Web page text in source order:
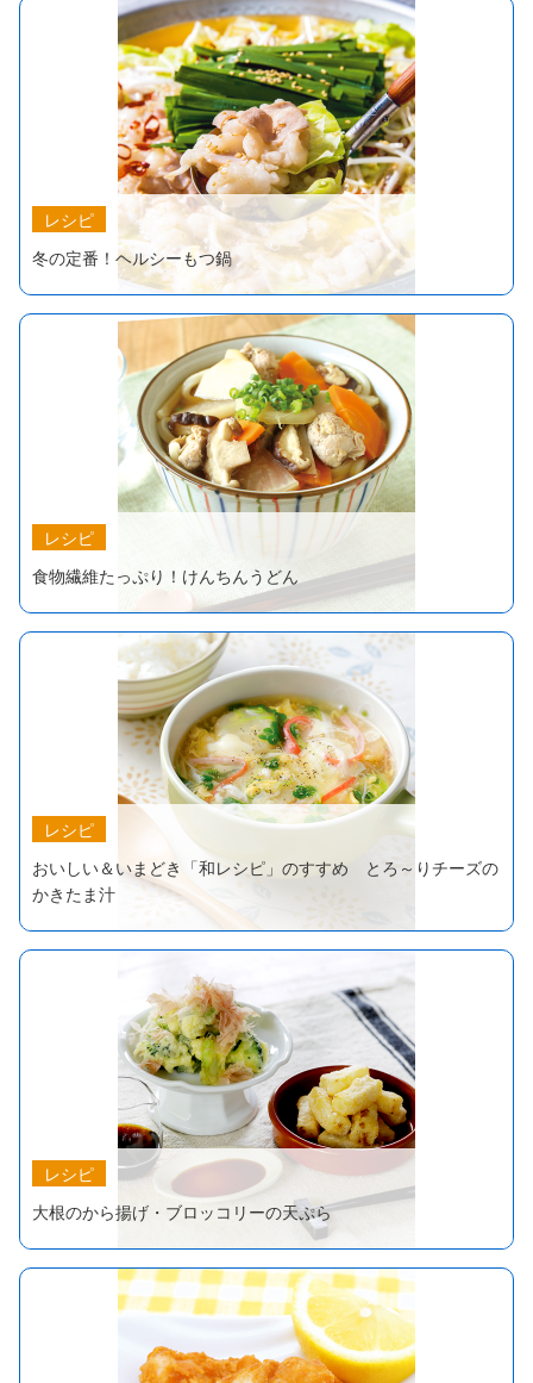
レシピ
冬の定番！ヘルシーもつ鍋
レシピ
食物繊維たっぷり！けんちんうどん
レシピ
おいしい＆いまどき「和レシピ」のすすめ とろ～りチーズの
かきたま汁
レシピ
大根のから揚げ・ブロッコリーの天ぷら